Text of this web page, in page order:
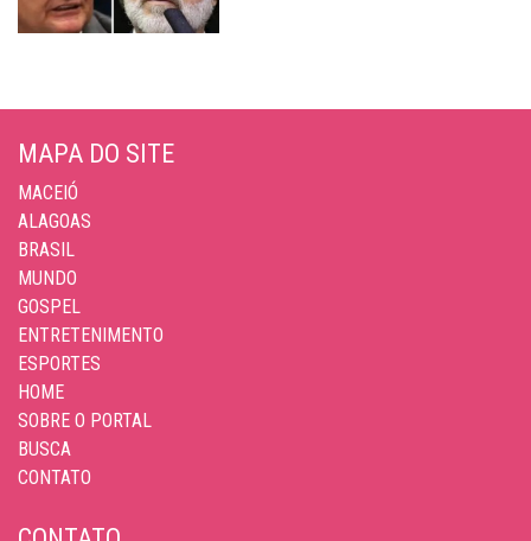
MAPA DO SITE
MACEIÓ
ALAGOAS
BRASIL
MUNDO
GOSPEL
ENTRETENIMENTO
ESPORTES
HOME
SOBRE O PORTAL
BUSCA
CONTATO